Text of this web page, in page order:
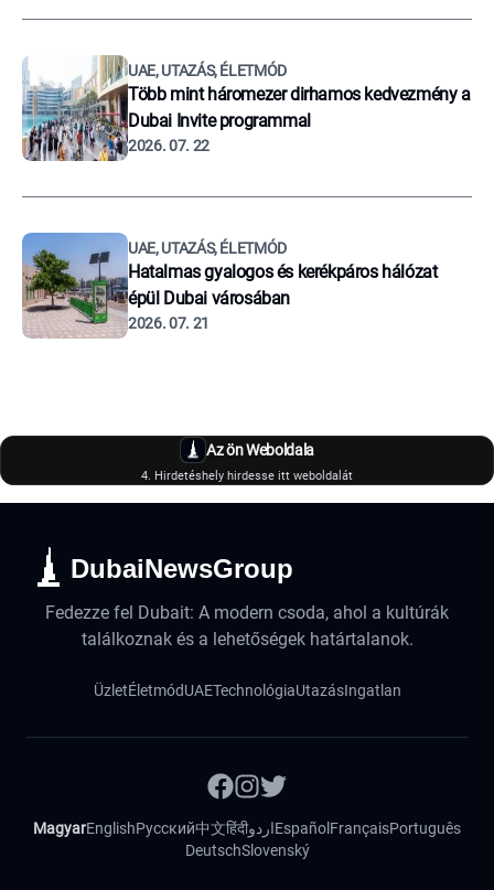
UAE, UTAZÁS, ÉLETMÓD
Több mint háromezer dirhamos kedvezmény a
Dubai Invite programmal
2026. 07. 22
UAE, UTAZÁS, ÉLETMÓD
Hatalmas gyalogos és kerékpáros hálózat
épül Dubai városában
2026. 07. 21
Az ön Weboldala
4. Hirdetéshely hirdesse itt weboldalát
DubaiNewsGroup
Fedezze fel Dubait: A modern csoda, ahol a kultúrák
találkoznak és a lehetőségek határtalanok.
ÜzletÉletmódUAETechnológiaUtazásIngatlan
MagyarEnglishРусский中文हिंदीاردوEspañol FrançaisPortuguês
DeutschSlovenský